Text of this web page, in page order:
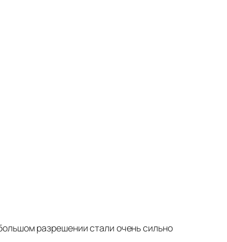
разрешении стали очень сильно